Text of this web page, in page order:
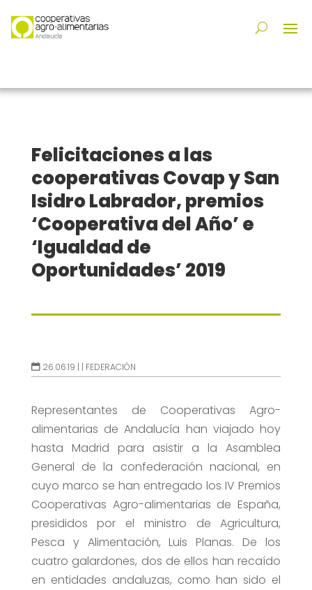
Felicitaciones a las
cooperativas Covap y San
Isidro Labrador, premios
‘Cooperativa del Año’ e
‘Igualdad de
Oportunidades’ 2019
26.06.19 | | FEDERACIÓN
Representantes de Cooperativas Agro-
alimentarias de Andalucía han viajado hoy
hasta Madrid para asistir a la Asamblea
General de la confederación nacional, en
cuyo marco se han entregado los IV Premios
Cooperativas Agro-alimentarias de España,
presididos por el ministro de Agricultura,
Pesca y Alimentación, Luis Planas. De los
cuatro galardones, dos de ellos han recaído
en entidades andaluzas, como han sido el